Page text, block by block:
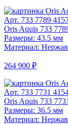
Арт. 733 7789
Oris Aquis 733
Размеры: 43.5 мм
Материал:
264 900 ₽
Арт. 733 7731
Oris Aquis 733
Размеры: 36.5 мм
Материал: